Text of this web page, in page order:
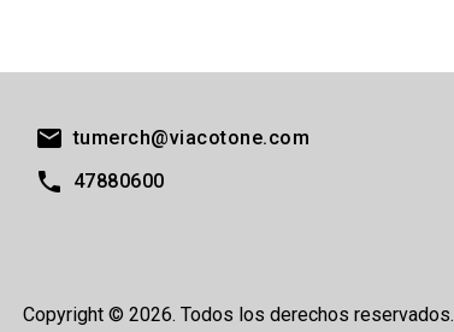
tumerch@viacotone.com
47880600
Copyright © 2026. Todos los derechos reservados.